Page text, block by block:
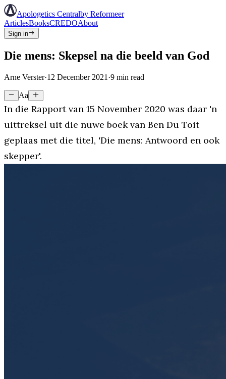
Apologetics Centralby Reformeer
ArticlesBooksCREDOAbout
Sign in
Die mens: Skepsel na die beeld van God
Arne Verster·12 December 2021 ·9 min read
Aa
In die Rapport van 15 November 2020 was daar 'n
uittreksel uit die nuwe boek van Ben Du Toit
geplaas met die titel, 'Die mens: Antwoord en ook
skepper'.